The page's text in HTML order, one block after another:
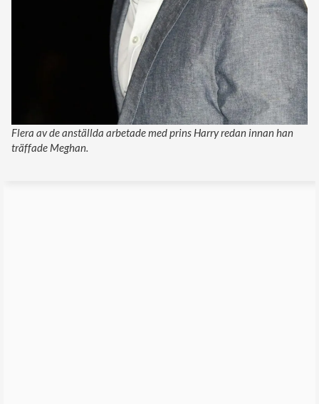
Flera av de anställda arbetade med prins Harry redan innan han
träffade Meghan.